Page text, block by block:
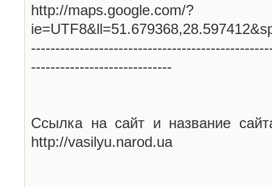
http://maps.google.com/?
-----------------------------
Ссылка на сайт и название
http://vasilyu.narod.ua